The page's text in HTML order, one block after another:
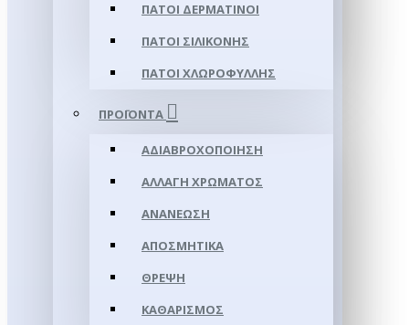
ΠΆΤΟΙ ΔΕΡΜΆΤΙΝΟΙ
ΠΆΤΟΙ ΣΙΛΙΚΌΝΗΣ
ΠΆΤΟΙ ΧΛΩΡΟΦΎΛΛΗΣ
ΠΡΟΪΌΝΤΑ
ΑΔΙΑΒΡΟΧΟΠΟΊΗΣΗ
ΑΛΛΑΓΉ ΧΡΏΜΑΤΟΣ
ΑΝΑΝΈΩΣΗ
ΑΠΟΣΜΗΤΙΚΆ
ΘΡΈΨΗ
ΚΑΘΑΡΙΣΜΌΣ